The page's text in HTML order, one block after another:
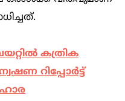
കത്രിക
റിപ്പോര്‍ട്ട്